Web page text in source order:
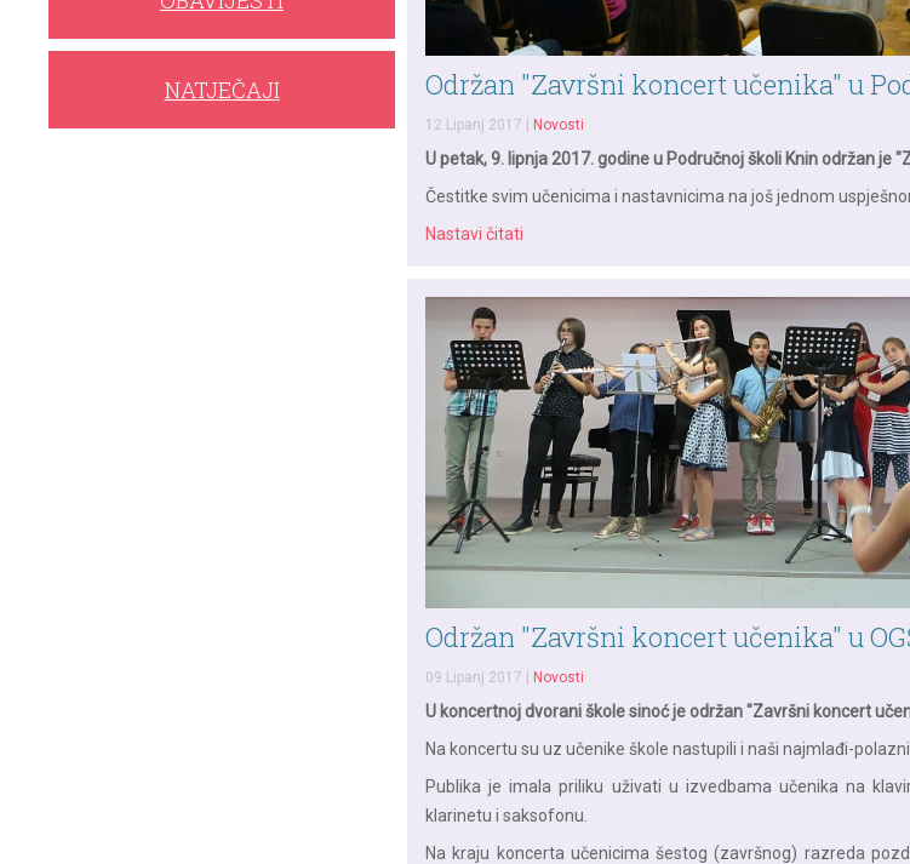
Održan "Završni koncert učenika" u
12 Lipanj 2017 Novosti
U petak, 9. lipnja 2017. godine u Područnoj školi Knin održan je
Čestitke svim učenicima i nastavnicima na još jednom
Nastavi čitati
Održan "Završni koncert učenika" u
09 Lipanj 2017 | Novosti
U koncertnoj dvorani škole sinoć je održan "Završni koncert
Na koncertu su uz učenike škole nastupili i naši najmlađi-
Publika je imala priliku uživati u izvedbama učenika na
klarinetu i saksofonu.
Na kraju koncerta učenicima šestog (završnog) razreda
NATJEČAJI